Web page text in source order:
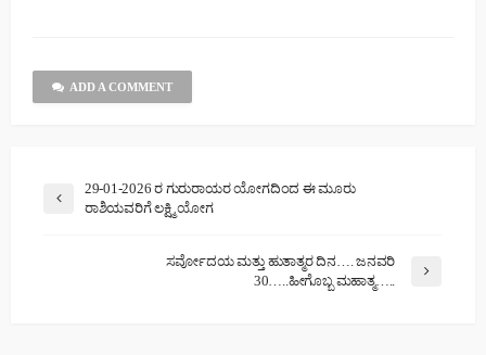
ADD A COMMENT
29-01-2026 ರ ಗುರುರಾಯರ ಯೋಗದಿಂದ ಈ ಮೂರು
ರಾಶಿಯವರಿಗೆ ಲಕ್ಷ್ಮಿ ಯೋಗ
ಸರ್ವೋದಯ ಮತ್ತು ಹುತಾತ್ಮರ ದಿನ…. ಜನವರಿ
30…..ಹೀಗೊಬ್ಬ ಮಹಾತ್ಮ…..